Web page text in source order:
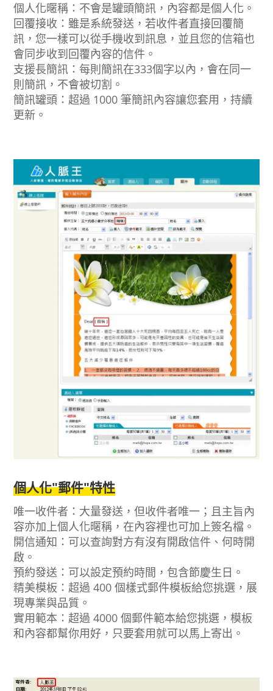
個人化暱稱：不會是罐頭簡訊，內容都是個人化。
回覆接收：雖是系統發送，若收件者直接回覆簡
訊，您一樣可以從手機收到訊息，並且您的信箱也
會同步收到回覆內容的信件。
支援長簡訊：每則簡訊在333個字以內，會在同一
則簡訊，不會被切割。
簡訊罐頭：超過 1000 筆簡訊內容讓您套用，持續
更新。
個人化"郵件"特性
唯一收件者：大量發送，但收件者唯一；且主旨內
容亦加上個人化暱稱，在內容裡也可加上簽名檔。
開信通知：可以查詢對方有沒有開啟信件、何時開
啟。
預約發送：可以設定預約時間，包含節慶生日。
精美模板：超過 400 個樣式郵件模板給您挑選，展
現專業與品質。
實用範本：超過 4000 個郵件範本給您挑選，模板
和內容都幫你用好，只要套用就可以馬上寄出。